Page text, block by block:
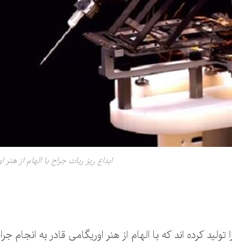
ابداع ریز ربات جراح با الهام از هنر
کرده اند که با الهام از هنر اوریگامی قادر به انجام